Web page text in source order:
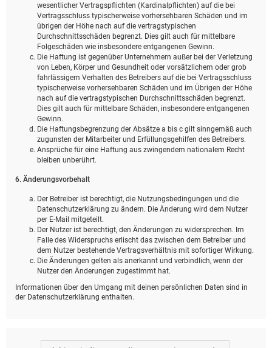
wesentlicher Vertragspflichten (Kardinalpflichten) auf die bei
Vertragsschluss typischerweise vorhersehbaren Schäden und im
übrigen der Höhe nach auf die vertragstypischen
Durchschnittsschäden begrenzt. Dies gilt auch für mittelbare
Folgeschäden wie insbesondere entgangenen Gewinn.
Die Haftung ist gegenüber Unternehmern außer bei der Verletzung
von Leben, Körper und Gesundheit oder vorsätzlichem oder grob
fahrlässigem Verhalten des Betreibers auf die bei Vertragsschluss
typischerweise vorhersehbaren Schäden und im Übrigen der Höhe
nach auf die vertragstypischen Durchschnittsschäden begrenzt.
Dies gilt auch für mittelbare Schäden, insbesondere entgangenen
Gewinn.
Die Haftungsbegrenzung der Absätze a bis c gilt sinngemäß auch
zugunsten der Mitarbeiter und Erfüllungsgehilfen des Betreibers.
Ansprüche für eine Haftung aus zwingendem nationalem Recht
bleiben unberührt.
6. Änderungsvorbehalt
Der Betreiber ist berechtigt, die Nutzungsbedingungen und die
Datenschutzerklärung zu ändern. Die Änderung wird dem Nutzer
per E-Mail mitgeteilt.
Der Nutzer ist berechtigt, den Änderungen zu widersprechen. Im
Falle des Widerspruchs erlischt das zwischen dem Betreiber und
dem Nutzer bestehende Vertragsverhältnis mit sofortiger Wirkung.
Die Änderungen gelten als anerkannt und verbindlich, wenn der
Nutzer den Änderungen zugestimmt hat.
Informationen über den Umgang mit deinen persönlichen Daten sind in
der Datenschutzerklärung enthalten.